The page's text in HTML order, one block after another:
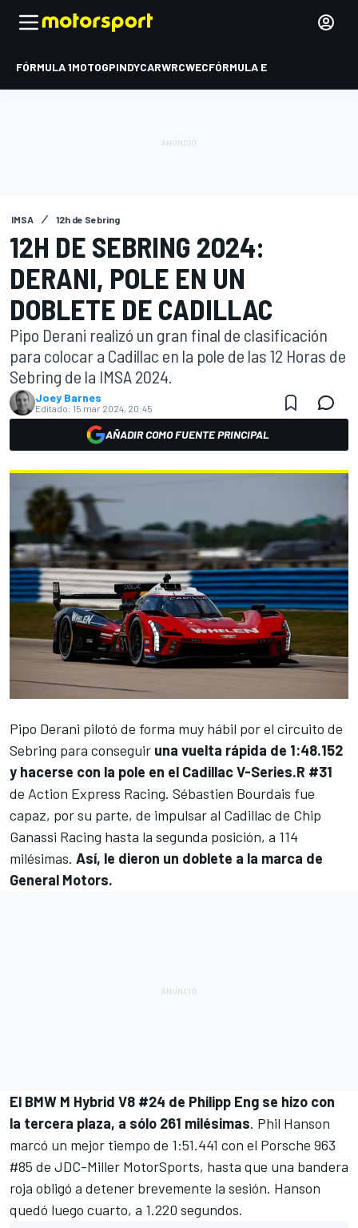
FÓRMULA 1MOTOGPINDYCARWRCWECFÓRMULA E
IMSA 12h de Sebring
12H DE SEBRING 2024:
DERANI, POLE EN UN
DOBLETE DE CADILLAC
Pipo Derani realizó un gran final de clasificación
para colocar a Cadillac en la pole de las 12 Horas de
Sebring de la IMSA 2024.
Joey Barnes
Editado: 15 mar 2024, 20:45
AÑADIR COMO FUENTE PRINCIPAL
Pipo Derani pilotó de forma muy hábil por el circuito de
Sebring para conseguir una vuelta rápida de 1:48.152
y hacerse con la pole en el Cadillac V-Series.R #31
de Action Express Racing. Sébastien Bourdais fue
capaz, por su parte, de impulsar al Cadillac de Chip
Ganassi Racing hasta la segunda posición, a 114
milésimas. Así, le dieron un doblete a la marca de
General Motors.
El BMW M Hybrid V8 #24 de Philipp Eng se hizo con
la tercera plaza, a sólo 261 milésimas. Phil Hanson
marcó un mejor tiempo de 1:51.441 con el Porsche 963
#85 de JDC-Miller MotorSports, hasta que una bandera
roja obligó a detener brevemente la sesión. Hanson
quedó luego cuarto, a 1.220 segundos.